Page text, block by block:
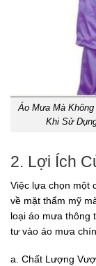
Áo Mưa Mà
Khi Sử
2. Lợi Ích
Việc lựa chọn một
về mặt thẩm mỹ
loại áo mưa thông
tư vào áo mưa
a. Chất Lượng